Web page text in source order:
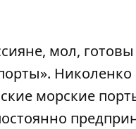
мол,
Николенко
морские